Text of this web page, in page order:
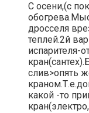
С осени,(с
дросселя
теплей.2й
испарителя-
слив>опять
какой -то